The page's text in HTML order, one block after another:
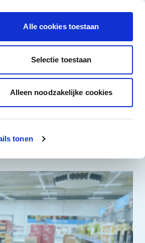
tonen
Alle cookies toestaan
Selectie toestaan
Alleen noodzakelijke cookies
category
category
Word klant